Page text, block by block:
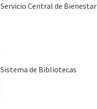
Servicio Central de Bienestar
Sistema de Bibliotecas